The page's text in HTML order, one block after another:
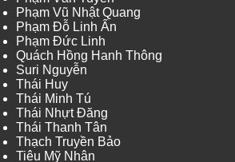
Phạm Vũ Nhật Quang
Phạm Đỗ Linh Ấn
Phạm Đức Linh
Quách Hồng Hanh Thông
Suri Nguyễn
Thái Huy
Thái Minh Tú
Thái Nhựt Đăng
Thái Thanh Tân
Thạch Truyền Bảo
Tiêu Mỹ Nhân